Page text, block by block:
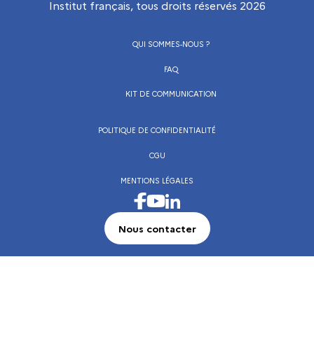
Institut français, tous droits réservés 2026
QUI SOMMES-NOUS ?
FAQ
KIT DE COMMUNICATION
POLITIQUE DE CONFIDENTIALITÉ
CGU
MENTIONS LÉGALES
Visiter la page Facebook de l’Institut français
Visiter la page Youtube de l’Institut français
Visiter la page LinkedIn de l’Institut
Nous contacter